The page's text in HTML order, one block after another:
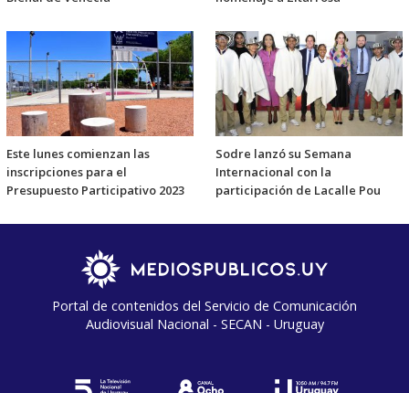
Este lunes comienzan las
inscripciones para el
Presupuesto Participativo 2023
Sodre lanzó su Semana
Internacional con la
participación de Lacalle Pou
Portal de contenidos del Servicio de Comunicación
Audiovisual Nacional - SECAN - Uruguay